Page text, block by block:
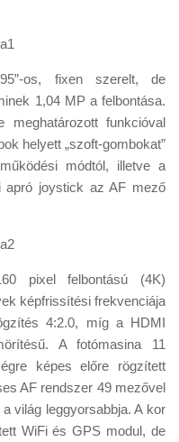
os, fixen szerelt, de
1,04 MP a felbontása.
funkcióval
helyett „szoft-gombokat”
módtól, illetve a
apró joystick az AF mező
pixel felbontású (4K)
képfrissítési frekvenciája
4:2.0, míg a HDMI
A fotómasina 11
képes előre rögzített
AF rendszer 49 mezővel
világ leggyorsabbja. A kor
WiFi és GPS modul, de